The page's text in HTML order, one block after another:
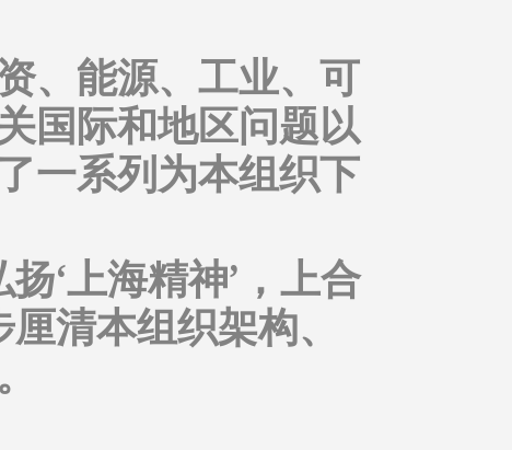
、能源、工业、可
国际和地区问题以
一系列为本组织下
‘上海精神’，上合
清本组织架构、